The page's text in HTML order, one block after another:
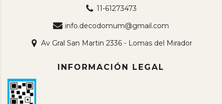
11-61273473
info.decodomum@gmail.com
Av Gral San Martin 2336 - Lomas del Mirador
INFORMACIÓN LEGAL